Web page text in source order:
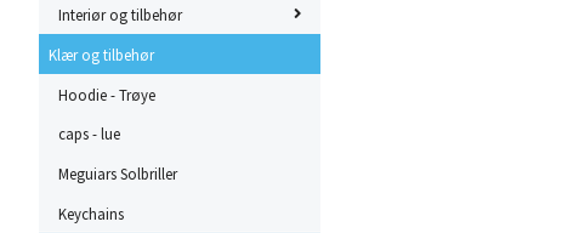
Interiør og tilbehør
Klær og tilbehør
Hoodie - Trøye
caps - lue
Meguiars Solbriller
Keychains